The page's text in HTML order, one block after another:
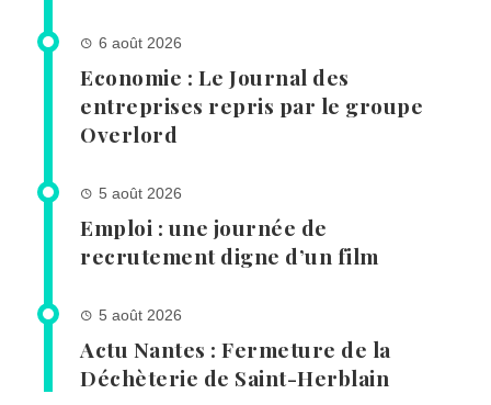
6 août 2026
Economie : Le Journal des
entreprises repris par le groupe
Overlord
5 août 2026
Emploi : une journée de
recrutement digne d’un film
5 août 2026
Actu Nantes : Fermeture de la
Déchèterie de Saint-Herblain